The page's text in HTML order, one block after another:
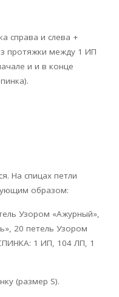
справа и слева +
протяжки между 1 ИП
и и в конце
На спицах петли
образом:
Узором «Ажурный»,
20 петель Узором
1 ИП, 104 ЛП, 1
(размер S).